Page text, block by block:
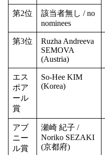
第2位
該当者無し / no
nominees
第3位
Ruzha Andreeva
SEMOVA
(Austria)
エス
ポア
ール
賞
So-Hee KIM
(Korea)
アブ
ニー
ル賞
瀬崎 紀子 /
Noriko SEZAKI
(京都府)